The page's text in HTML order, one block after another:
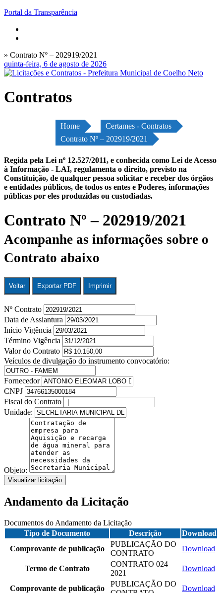
Portal da Transparência
» Contrato Nº – 202919/2021
quinta-feira, 6 de agosto de 2026
Contratos
Home
Certames - Contratos
Contrato Nº – 202919/2021
Regida pela Lei nº 12.527/2011, e conhecida como Lei de Acesso
à Informação - LAI, regulamenta o direito, previsto na
Constituição, de qualquer pessoa solicitar e receber dos órgãos
e entidades públicos, de todos os entes e Poderes, informações
públicas por eles produzidas ou custodiadas.
Contrato Nº – 202919/2021
Acompanhe as informações sobre o
Contrato abaixo
Voltar Exportar PDF Imprimir
Nº Contrato
Data de Assiantura
Início Vigência
Término Vigência
Valor do Contrato
Veículos de divulgação do instrumento convocatório:
Fornecedor
CNPJ
Fiscal do Contrato
Unidade:
Objeto:
Visualizar licitação
Andamento da Licitação
Documentos do Andamento da Licitação
Tipo de Documento
Descrição
Download
Comprovante de publicação
PUBLICAÇÃO DO
CONTRATO
Download
Termo de Contrato
CONTRATO 024
2021
Download
Comprovante de publicação
PUBLICAÇÃO DO
Download